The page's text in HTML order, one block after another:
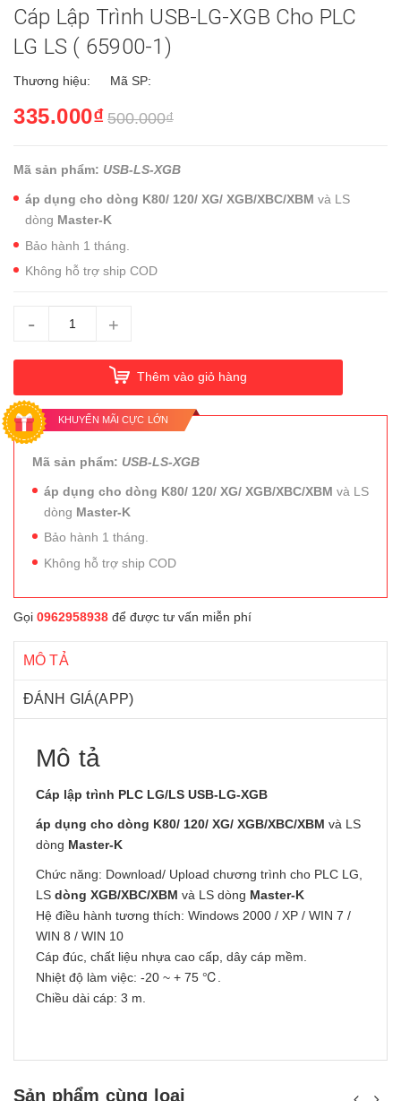
Cáp Lập Trình USB-LG-XGB Cho PLC
LG LS ( 65900-1)
Thương hiệu: Mã SP:
335.000₫ 500.000₫
Mã sản phẩm: USB-LS-XGB
áp dụng cho dòng K80/ 120/ XG/ XGB/XBC/XBM và LS
dòng Master-K
Bảo hành 1 tháng.
Không hỗ trợ ship COD
- +
Thêm vào giỏ hàng
KHUYẾN MÃI CỰC LỚN
Mã sản phẩm: USB-LS-XGB
áp dụng cho dòng K80/ 120/ XG/ XGB/XBC/XBM và LS
dòng Master-K
Bảo hành 1 tháng.
Không hỗ trợ ship COD
Gọi 0962958938 để được tư vấn miễn phí
MÔ TẢ
ĐÁNH GIÁ(APP)
Mô tả
Cáp lập trình PLC LG/LS USB-LG-XGB
áp dụng cho dòng K80/ 120/ XG/ XGB/XBC/XBM và LS
dòng Master-K
Chức năng: Download/ Upload chương trình cho PLC LG,
LS dòng XGB/XBC/XBM và LS dòng Master-K
Hệ điều hành tương thích: Windows 2000 / XP / WIN 7 /
WIN 8 / WIN 10
Cáp đúc, chất liệu nhựa cao cấp, dây cáp mềm.
Nhiệt độ làm việc: -20 ~ + 75 ℃.
Chiều dài cáp: 3 m.
Sản phẩm cùng loại